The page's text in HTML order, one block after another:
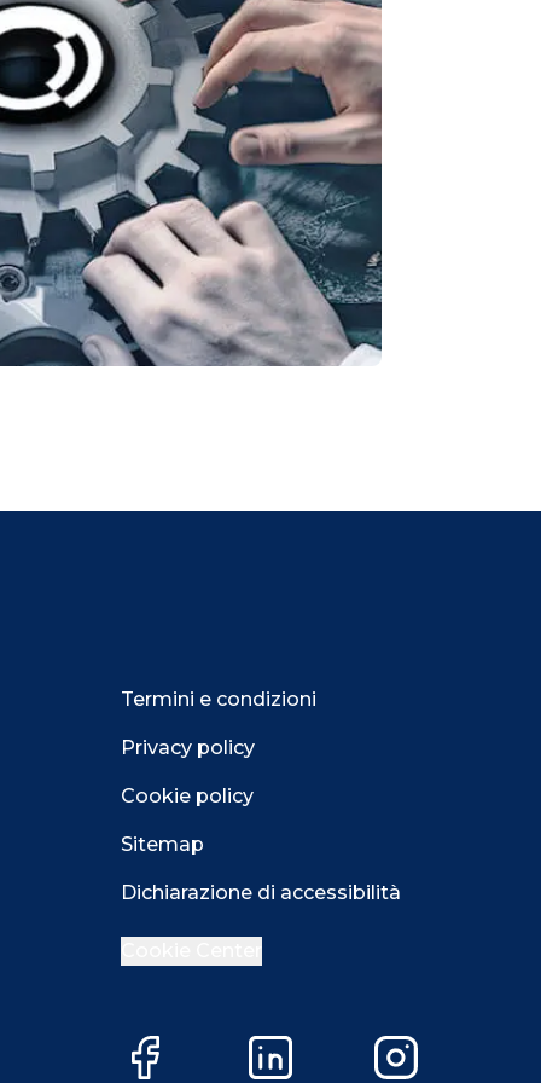
Termini e condizioni
Privacy policy
Cookie policy
Sitemap
Dichiarazione di accessibilità
Facebook LinkedIn Instagram